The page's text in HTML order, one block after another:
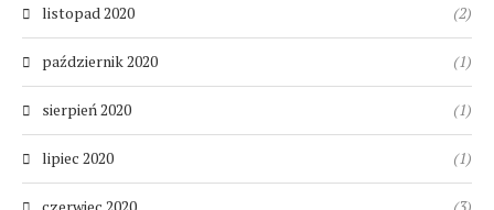
listopad 2020 (2)
październik 2020 (1)
sierpień 2020 (1)
lipiec 2020 (1)
czerwiec 2020 (3)